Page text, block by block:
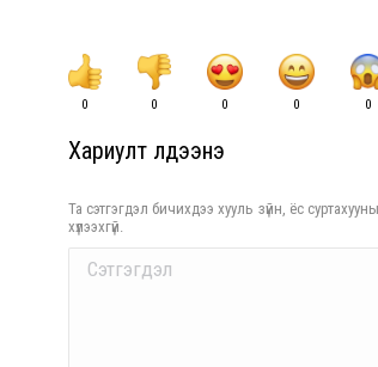
0 0 0 0 0
Хариулт үлдээнэ үү
Та сэтгэгдэл бичихдээ хууль зүйн, ёс
хүлээхгүй.
Comment